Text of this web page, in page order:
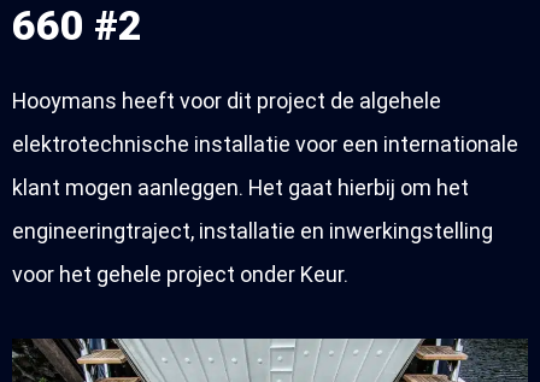
660 #2
Hooymans heeft voor dit project de algehele
elektrotechnische installatie voor een internationale
klant mogen aanleggen. Het gaat hierbij om het
engineeringtraject, installatie en inwerkingstelling
voor het gehele project onder Keur.